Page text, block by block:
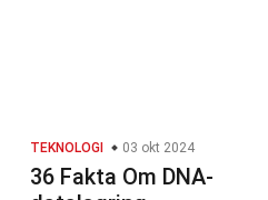
TEKNOLOGI 03 okt 2024
36 Fakta Om DNA-